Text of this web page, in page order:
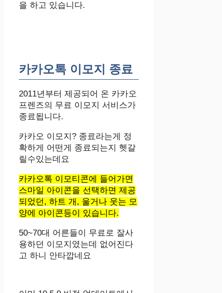
을 하고 있습니다.
카카오톡 이모지 종료
2011년부터 제공되어 온 카카오
프렌즈의 무료 이모지 서비스가
종료됩니다.
카카오 이모지? 종료라는게 정
확하게 어떤게 종료되는지 헷갈
릴수있는데요
카카오톡 이모티콘에 들어가면
스마일 아이콘을 선택하면 제공
되었던, 하트 개, 울거나 웃는 모
양에 아이콘등이 있습니다.
50~70대 어른들이 무료로 잘사
용하던 이모지였는데 없어진다
고 하니 안타깝네요